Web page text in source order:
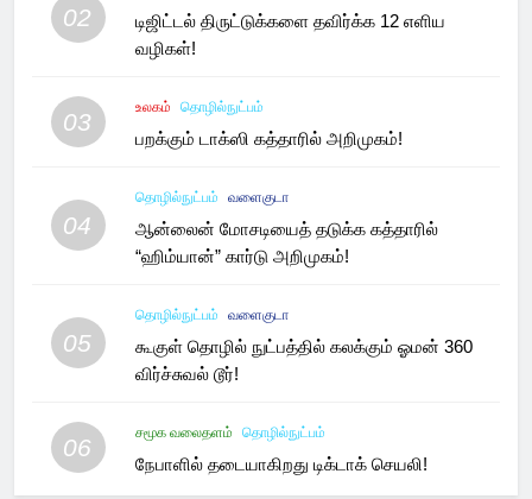
02
டிஜிட்டல் திருட்டுக்களை தவிர்க்க 12 எளிய
வழிகள்!
03
உலகம் தொழில்நுட்பம்
பறக்கும் டாக்ஸி கத்தாரில் அறிமுகம்!
04
தொழில்நுட்பம் வளைகுடா
ஆன்லைன் மோசடியைத் தடுக்க கத்தாரில்
“ஹிம்யான்” கார்டு அறிமுகம்!
05
தொழில்நுட்பம் வளைகுடா
கூகுள் தொழில் நுட்பத்தில் கலக்கும் ஓமன் 360
விர்ச்சுவல் டூர்!
06
சமூக வலைதளம் தொழில்நுட்பம்
நேபாளில் தடையாகிறது டிக்டாக் செயலி!